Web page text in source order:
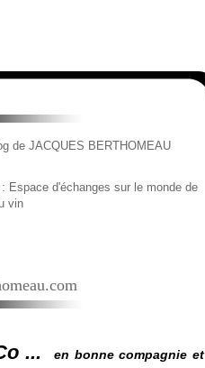
de JACQUES BERTHOMEAU
: Espace d'échanges sur le monde de
vin
...
en bonne compagnie et